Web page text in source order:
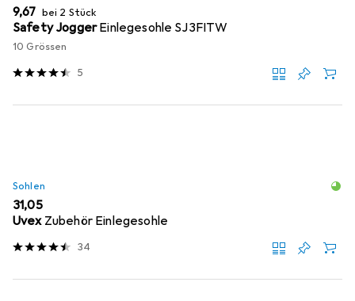
EUR
9,67 bei 2 Stück
Safety JoggerEinlegesohle SJ3FITW
10 Grössen
5
Sohlen
EUR
31,05
Uvex Zubehör Einlegesohle
34